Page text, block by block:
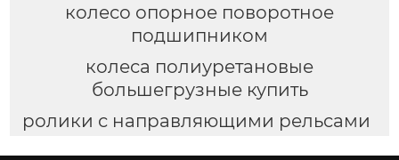
колесо опорное поворотное
подшипником
колеса полиуретановые
большегрузные купить
ролики с направляющими рельсами